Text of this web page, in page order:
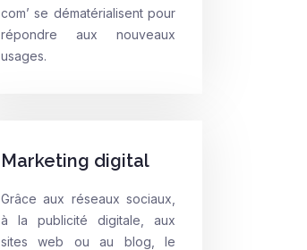
com’ se dématérialisent pour
répondre aux nouveaux
usages.
Marketing digital
Grâce aux réseaux sociaux,
à la publicité digitale, aux
sites web ou au blog, le